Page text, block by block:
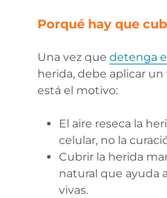
Porqué hay que
Una vez que detenga
herida, debe aplicar
está el motivo:
El aire reseca la
celular, no la
Cubrir la herida
natural que ayuda
vivas.